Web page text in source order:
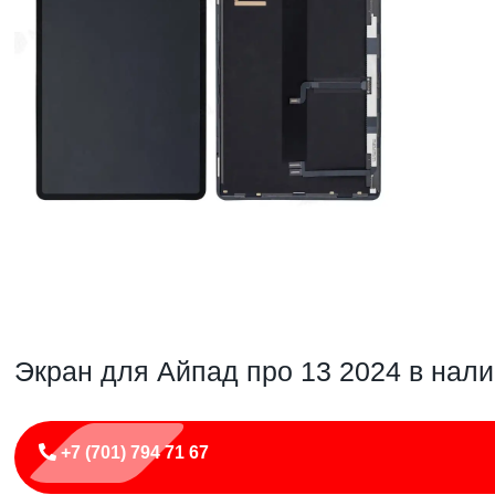
Экран для Айпад про 13 2024 в
+7 (701) 794 71 67